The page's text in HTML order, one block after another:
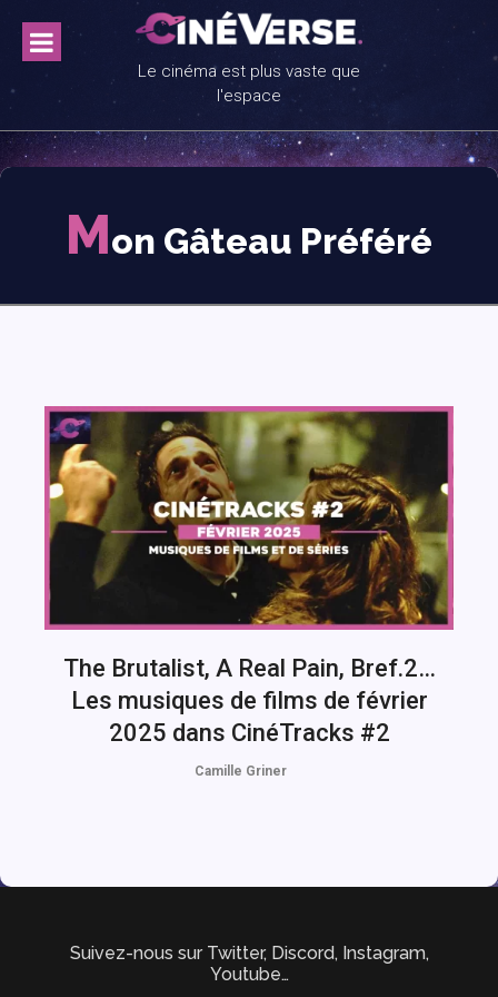
content
Le cinéma est plus vaste que
l'espace
Mon Gâteau Préféré
The Brutalist, A Real Pain, Bref.2…
Les musiques de films de février
2025 dans CinéTracks #2
Camille Griner
Suivez-nous sur Twitter, Discord, Instagram,
Youtube…